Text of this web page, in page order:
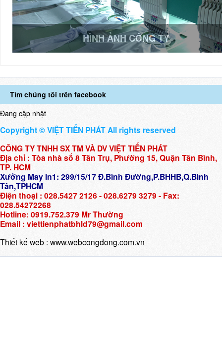
HÌNH ẢNH CÔNG TY
Tìm chúng tôi trên facebook
Đang cập nhật
Copyright © VIỆT TIẾN PHÁT All rights reserved
CÔNG TY TNHH SX TM VÀ DV VIỆT TIẾN PHÁT
Địa chỉ : Tòa nhà số 8 Tân Trụ, Phường 15, Quận Tân Bình,
TP. HCM
Xưởng May In1: 299/15/17 Đ.Bình Đường,P.BHHB,Q.Bình
Tân,TPHCM
Điện thoại : 028.5427 2126 - 028.6279 3279 - Fax:
028.54272268
Hotline: 0919.752.379 Mr Thường
Email : viettienphatbhld79@gmail.com
Thiết kế web : www.webcongdong.com.vn